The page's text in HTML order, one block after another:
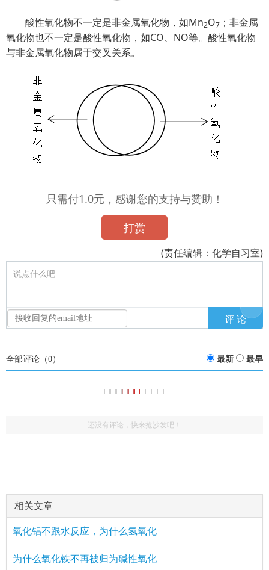
酸性氧化物不一定是非金属氧化物，如Mn2O7 ；非金属
氧化物也不一定是酸性氧化物，如CO、NO等。酸性氧化物
与非金属氧化物属于交叉关系。
只需付1.0元，感谢您的支持与赞助！
打赏
(责任编辑：化学自习室)
说点什么吧
全部评论（0） 最新 最早
还没有评论，快来抢沙发吧！
相关文章
氧化铝不跟水反应，为什么氢氧化
为什么氧化铁不再被归为碱性氧化